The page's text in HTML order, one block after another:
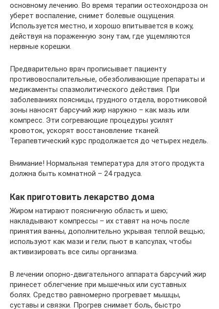
основному лечению. Во время терапии остеохондроза он
уберет воспаление, снимет болевые ощущения.
Используется местно, и хорошо впитывается в кожу,
действуя на пораженную зону там, где ущемляются
нервные корешки.
Предварительно врач прописывает пациенту
противовоспалительные, обезболивающие препараты и
медикаменты спазмолитического действия. При
заболеваниях поясницы, грудного отдела, воротниковой
зоны наносят барсучий жир наружно – как мазь или
компресс. Эти согревающие процедуры усилят
кровоток, ускорят восстановление тканей.
Терапевтический курс продолжается до четырех недель.
Внимание! Нормальная температура для этого продукта
должна быть комнатной – 24 градуса.
Как приготовить лекарство дома
Жиром натирают поясничную область и шею;
накладывают компрессы – их ставят на ночь после
принятия ванны, дополнительно укрывая теплой вещью;
используют как мази и гели; пьют в капсулах, чтобы
активизировать все силы организма.
В лечении опорно-двигательного аппарата барсучий жир
принесет облегчение при мышечных или суставных
болях. Средство равномерно прогревает мышцы,
суставы и связки. Прогрев снимает боль, быстро